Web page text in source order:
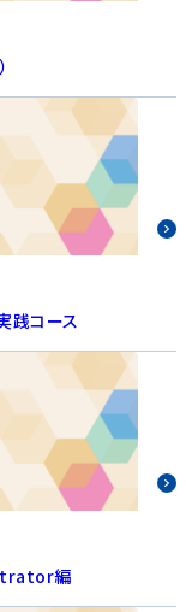
践コース
編